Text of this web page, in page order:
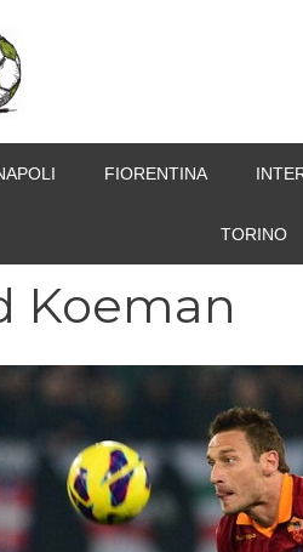
FIORENTINA
TORINO
Koeman